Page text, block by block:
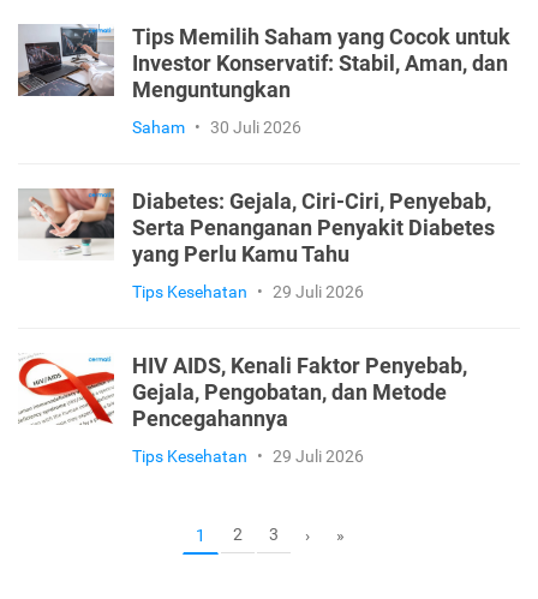
Tips Memilih Saham yang Cocok untuk
Investor Konservatif: Stabil, Aman, dan
Menguntungkan
Saham • 30 Juli 2026
Diabetes: Gejala, Ciri-Ciri, Penyebab,
Serta Penanganan Penyakit Diabetes
yang Perlu Kamu Tahu
Tips Kesehatan • 29 Juli 2026
HIV AIDS, Kenali Faktor Penyebab,
Gejala, Pengobatan, dan Metode
Pencegahannya
Tips Kesehatan • 29 Juli 2026
1 2 3 › »